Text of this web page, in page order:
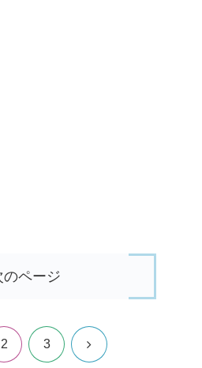
のページ
2 3 次